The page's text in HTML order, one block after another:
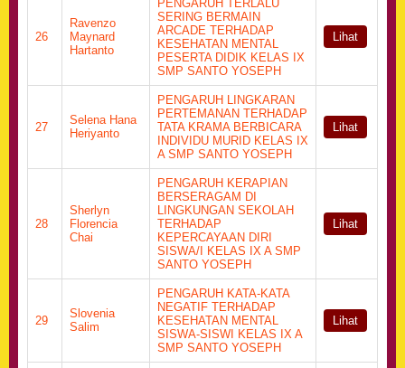
26
Ravenzo
Maynard
Hartanto
PENGARUH TERLALU
SERING BERMAIN
ARCADE TERHADAP
KESEHATAN MENTAL
PESERTA DIDIK KELAS IX
SMP SANTO YOSEPH
Lihat
27
Selena Hana
Heriyanto
PENGARUH LINGKARAN
PERTEMANAN TERHADAP
TATA KRAMA BERBICARA
INDIVIDU MURID KELAS IX
A SMP SANTO YOSEPH
Lihat
28
Sherlyn
Florencia
Chai
PENGARUH KERAPIAN
BERSERAGAM DI
LINGKUNGAN SEKOLAH
TERHADAP
KEPERCAYAAN DIRI
SISWA/I KELAS IX A SMP
SANTO YOSEPH
Lihat
29
Slovenia
Salim
PENGARUH KATA-KATA
NEGATIF TERHADAP
KESEHATAN MENTAL
SISWA-SISWI KELAS IX A
SMP SANTO YOSEPH
Lihat